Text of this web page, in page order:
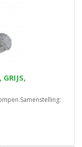
GRIJS,